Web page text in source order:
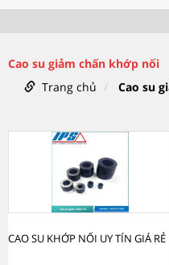
Cao su giảm chấn khớp nối
Trang chủ
Cao su
CAO SU KHỚP NỐI UY TÍN GIÁ RẺ